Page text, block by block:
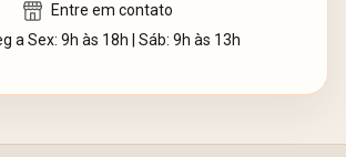
Entre em contato
a Sex: 9h às 18h | Sáb: 9h às 13h